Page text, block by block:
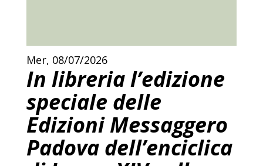
Mer, 08/07/2026
In libreria l’edizione
speciale delle
Edizioni Messaggero
Padova dell’enciclica